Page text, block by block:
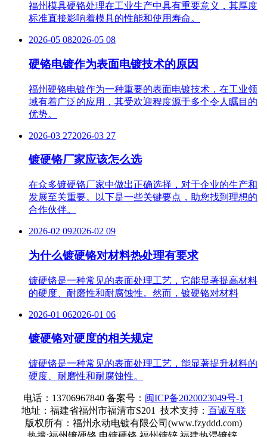
福州模具硬铬处理在工业生产中具有重要意义，其厚度
标准直接影响着模具的性能和使用寿命。
2026-05 082026-05 08
硬铬电镀作为表面电镀技术的原因
福州硬铬电镀作为一种重要的表面电镀技术，在工业领
域有着广泛的应用，其受欢迎程度源于多个令人瞩目的
优势。
2026-03 272026-03 27
镀硬铬厂家应该怎么选
在众多镀硬铬厂家中做出正确选择，对于企业的生产和
发展至关重要。以下是一些关键要点，助您找到理想的
合作伙伴。
2026-02 092026-02 09
为什么镀硬铬对材料热处理有要求
镀硬铬是一种常见的表面处理工艺，它能显著提高材料
的硬度、耐磨性和耐腐蚀性。然而，镀硬铬对材料
2026-01 062026-01 06
镀硬铬对硬度的相关规定
镀硬铬是一种常见的表面处理工艺，能显著提升材料的
硬度、耐磨性和耐腐蚀性。
电话：13706967840 备案号： 闽ICP备2020023049号-1
地址：福建省福州市福清市S201 技术支持： 百诚互联
版权所有：福州永动电镀有限公司(www.fzyddd.com)